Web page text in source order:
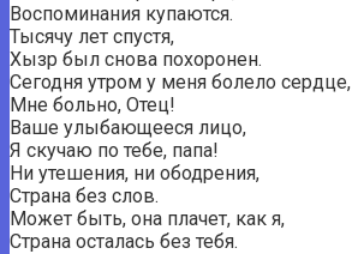
Воспоминания купаются.
Тысячу лет спустя,
Хызр был снова похоронен.
Сегодня утром у меня болело сердце,
Мне больно, Отец!
Ваше улыбающееся лицо,
Я скучаю по тебе, папа!
Ни утешения, ни ободрения,
Страна без слов.
Может быть, она плачет, как я,
Страна осталась без тебя.